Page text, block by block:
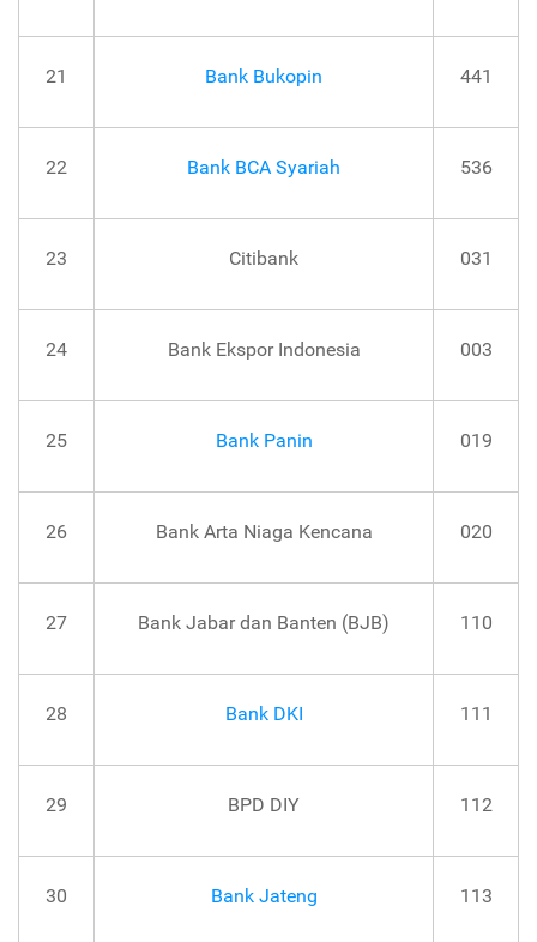
21 Bank Bukopin 441
22 Bank BCA Syariah 536
23 Citibank 031
24 Bank Ekspor Indonesia 003
25 Bank Panin 019
26 Bank Arta Niaga Kencana 020
27 Bank Jabar dan Banten (BJB) 110
28 Bank DKI 111
29 BPD DIY 112
30 Bank Jateng 113